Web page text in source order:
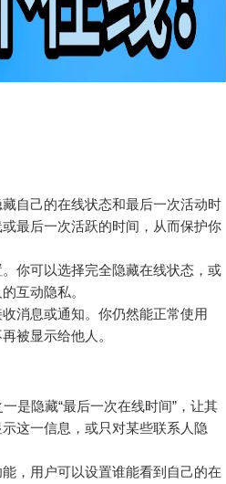
自己的在线状态和最后一次活动时
最后一次活跃的时间，从而保护你
你可以选择完全隐藏在线状态，或
互动隐私。
消息或通知。你仍然能正常使用
被显示给他人。
是隐藏“最后一次在线时间”，让其
这一信息，或只对某些联系人隐
，用户可以设置谁能看到自己的在